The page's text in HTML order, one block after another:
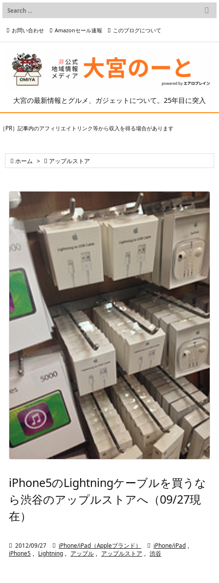
大宮の最新情報とグルメ、ガジェットについて。25年目に突入

メニュー

検索
お問い合わせ Amazonセール速報 このブログについて
プライバシーポリシー等
［PR］記事内のアフィリエイトリンク等から収入を得る場合があります
 ホーム >  アップルストア
iPhone5のLightningケーブルを買うな
ら渋谷のアップルストアへ（09/27現
在）
 2012/09/27  iPhone/iPad（Appleブランド）  iPhone/iPad ,
iPhone5 , Lightning , アップル , アップルストア , 渋谷